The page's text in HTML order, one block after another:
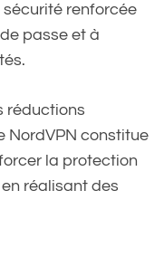
sécurité renforcée
passe et à
réductions
NordVPN constitue
la protection
réalisant des